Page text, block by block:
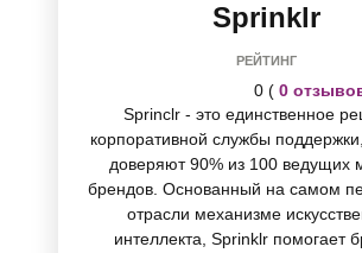
Sprinklr
РЕЙТИНГ
0 ( 0
Sprinclr - это единственное
корпоративной службы
доверяют 90% из 100 ведущих
брендов. Основанный на самом
отрасли механизме
интеллекта, Sprinklr помогает